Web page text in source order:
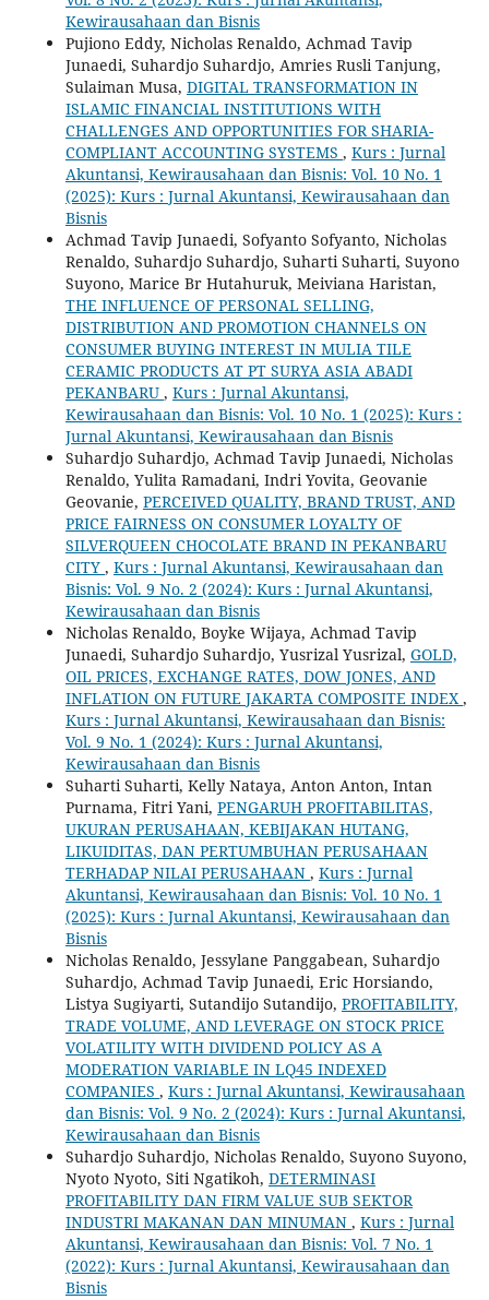
Kewirausahaan dan Bisnis
Pujiono Eddy, Nicholas Renaldo, Achmad Tavip
Junaedi, Suhardjo Suhardjo, Amries Rusli Tanjung,
Sulaiman Musa, DIGITAL TRANSFORMATION IN
ISLAMIC FINANCIAL INSTITUTIONS WITH
CHALLENGES AND OPPORTUNITIES FOR SHARIA-
COMPLIANT ACCOUNTING SYSTEMS , Kurs : Jurnal
Akuntansi, Kewirausahaan dan Bisnis: Vol. 10 No. 1
(2025): Kurs : Jurnal Akuntansi, Kewirausahaan dan
Bisnis
Achmad Tavip Junaedi, Sofyanto Sofyanto, Nicholas
Renaldo, Suhardjo Suhardjo, Suharti Suharti, Suyono
Suyono, Marice Br Hutahuruk, Meiviana Haristan,
THE INFLUENCE OF PERSONAL SELLING,
DISTRIBUTION AND PROMOTION CHANNELS ON
CONSUMER BUYING INTEREST IN MULIA TILE
CERAMIC PRODUCTS AT PT SURYA ASIA ABADI
PEKANBARU , Kurs : Jurnal Akuntansi,
Kewirausahaan dan Bisnis: Vol. 10 No. 1 (2025): Kurs :
Jurnal Akuntansi, Kewirausahaan dan Bisnis
Suhardjo Suhardjo, Achmad Tavip Junaedi, Nicholas
Renaldo, Yulita Ramadani, Indri Yovita, Geovanie
Geovanie, PERCEIVED QUALITY, BRAND TRUST, AND
PRICE FAIRNESS ON CONSUMER LOYALTY OF
SILVERQUEEN CHOCOLATE BRAND IN PEKANBARU
CITY , Kurs : Jurnal Akuntansi, Kewirausahaan dan
Bisnis: Vol. 9 No. 2 (2024): Kurs : Jurnal Akuntansi,
Kewirausahaan dan Bisnis
Nicholas Renaldo, Boyke Wijaya, Achmad Tavip
Junaedi, Suhardjo Suhardjo, Yusrizal Yusrizal, GOLD,
OIL PRICES, EXCHANGE RATES, DOW JONES, AND
INFLATION ON FUTURE JAKARTA COMPOSITE INDEX ,
Kurs : Jurnal Akuntansi, Kewirausahaan dan Bisnis:
Vol. 9 No. 1 (2024): Kurs : Jurnal Akuntansi,
Kewirausahaan dan Bisnis
Suharti Suharti, Kelly Nataya, Anton Anton, Intan
Purnama, Fitri Yani, PENGARUH PROFITABILITAS,
UKURAN PERUSAHAAN, KEBIJAKAN HUTANG,
LIKUIDITAS, DAN PERTUMBUHAN PERUSAHAAN
TERHADAP NILAI PERUSAHAAN , Kurs : Jurnal
Akuntansi, Kewirausahaan dan Bisnis: Vol. 10 No. 1
(2025): Kurs : Jurnal Akuntansi, Kewirausahaan dan
Bisnis
Nicholas Renaldo, Jessylane Panggabean, Suhardjo
Suhardjo, Achmad Tavip Junaedi, Eric Horsiando,
Listya Sugiyarti, Sutandijo Sutandijo, PROFITABILITY,
TRADE VOLUME, AND LEVERAGE ON STOCK PRICE
VOLATILITY WITH DIVIDEND POLICY AS A
MODERATION VARIABLE IN LQ45 INDEXED
COMPANIES , Kurs : Jurnal Akuntansi, Kewirausahaan
dan Bisnis: Vol. 9 No. 2 (2024): Kurs : Jurnal Akuntansi,
Kewirausahaan dan Bisnis
Suhardjo Suhardjo, Nicholas Renaldo, Suyono Suyono,
Nyoto Nyoto, Siti Ngatikoh, DETERMINASI
PROFITABILITY DAN FIRM VALUE SUB SEKTOR
INDUSTRI MAKANAN DAN MINUMAN , Kurs : Jurnal
Akuntansi, Kewirausahaan dan Bisnis: Vol. 7 No. 1
(2022): Kurs : Jurnal Akuntansi, Kewirausahaan dan
Bisnis